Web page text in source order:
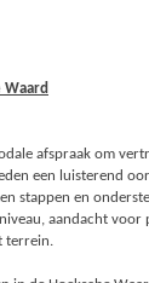
afspraak om
een luisterend
stappen en
aandacht
terrein.